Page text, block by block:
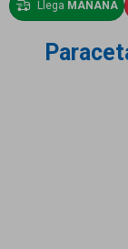
Llega MAÑANA